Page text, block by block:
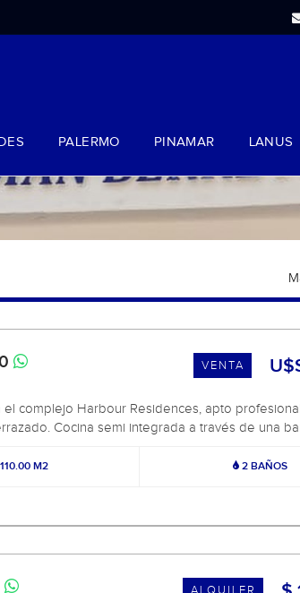
PALERMO PINAMAR LANUS
VENTA
complejo Harbour Residences, apto
Cocina semi integrada a través de una
M2 2 BAÑOS